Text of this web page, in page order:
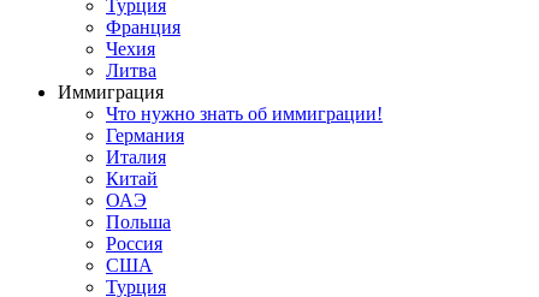
Турция
Франция
Чехия
Литва
Иммиграция
Что нужно знать об иммиграции!
Германия
Италия
Китай
ОАЭ
Польша
Россия
США
Турция